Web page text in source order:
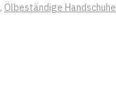
, Ölbeständige Handschuhe